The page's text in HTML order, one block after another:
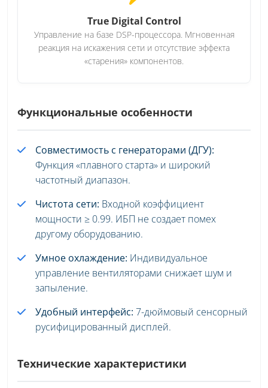
True Digital Control
Управление на базе DSP-процессора. Мгновенная
реакция на искажения сети и отсутствие эффекта
«старения» компонентов.
Функциональные особенности
Совместимость с генераторами (ДГУ):
Функция «плавного старта» и широкий
частотный диапазон.
Чистота сети: Входной коэффициент
мощности ≥ 0.99. ИБП не создает помех
другому оборудованию.
Умное охлаждение: Индивидуальное
управление вентиляторами снижает шум и
запыление.
Удобный интерфейс: 7-дюймовый сенсорный
русифицированный дисплей.
Технические характеристики